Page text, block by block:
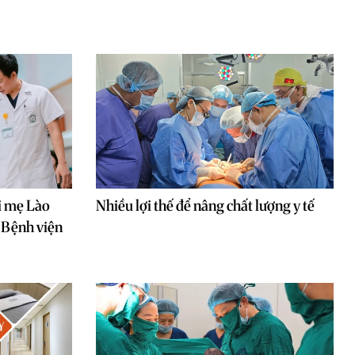
mẹ Lào
viện
Nhiều lợi thế để nâng chất lượng y tế